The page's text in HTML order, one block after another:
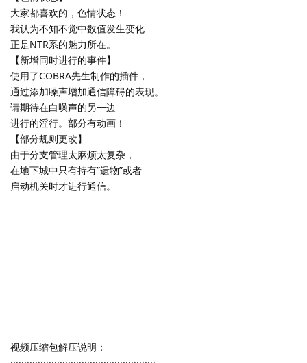
大家都喜欢的，色情状态！
我认为不知不觉中数值发生变化
正是NTR系的魅力所在。
【新增同时进行的事件】
使用了COBRA先生制作的插件，
通过添加噪声增加通信障碍的表现。
请期待在白噪声的另一边
进行的淫行。部分有动画！
【部分规则更改】
由于分支管理太麻烦太复杂，
在地下城中只有持有”遗物”或者
启动机关时才进行通信。
视频压缩包解压说明：